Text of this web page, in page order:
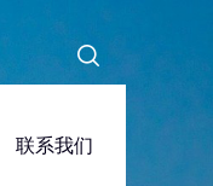
联系我们